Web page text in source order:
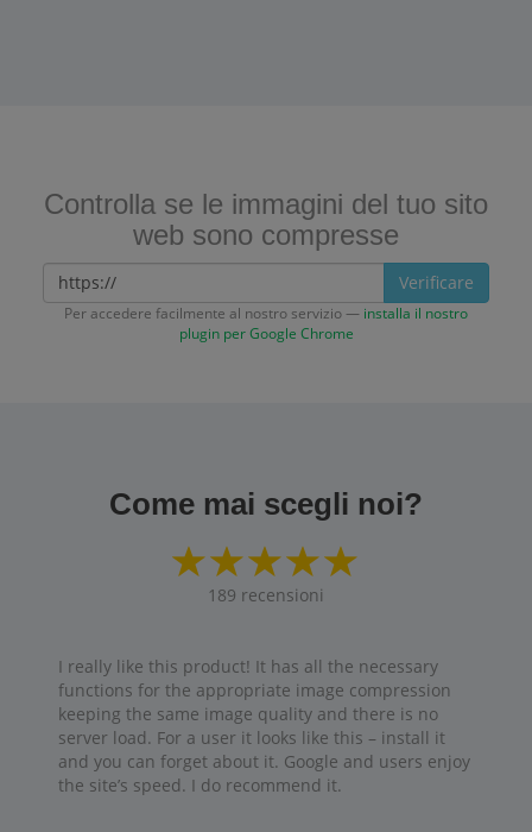
Controlla se le immagini del tuo sito
web sono compresse
Verificare
Per accedere facilmente al nostro servizio — installa il nostro
plugin per Google Chrome
Come mai scegli noi?
189 recensioni
I really like this product! It has all the necessary
functions for the appropriate image compression
keeping the same image quality and there is no
server load. For a user it looks like this – install it
and you can forget about it. Google and users enjoy
the site’s speed. I do recommend it.